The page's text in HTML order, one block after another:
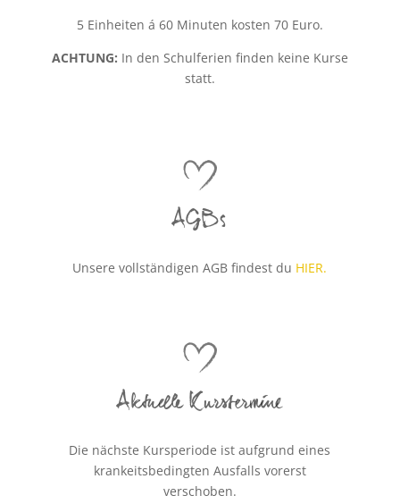
5 Einheiten á 60 Minuten kosten 70 Euro.
ACHTUNG: In den Schulferien finden keine Kurse
statt.
AGBs
Unsere vollständigen AGB findest du HIER.
Aktuelle Kurstermine
Die nächste Kursperiode ist aufgrund eines
krankeitsbedingten Ausfalls vorerst
verschoben.